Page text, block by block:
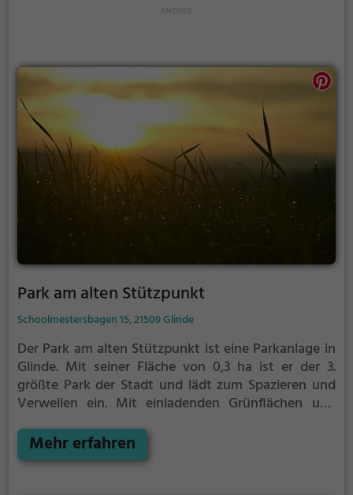
Park am alten Stützpunkt
Schoolmestersbagen 15, 21509 Glinde
Der Park am alten Stützpunkt ist eine Parkanlage in
Glinde. Mit seiner Fläche von 0,3 ha ist er der 3.
größte Park der Stadt und lädt zum Spazieren und
Verweilen ein. Mit einladenden Grünflächen und
Stützpunkt zahlreiche Möglichkeiten zur
Entspannung.
Mehr erfahren